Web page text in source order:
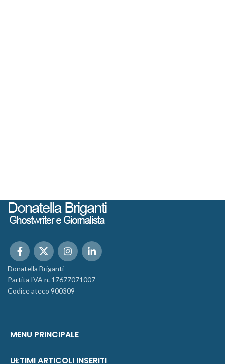
Donatella Briganti
Partita IVA n. 17677071007
Codice ateco 900309
MENU PRINCIPALE
ULTIMI ARTICOLI INSERITI